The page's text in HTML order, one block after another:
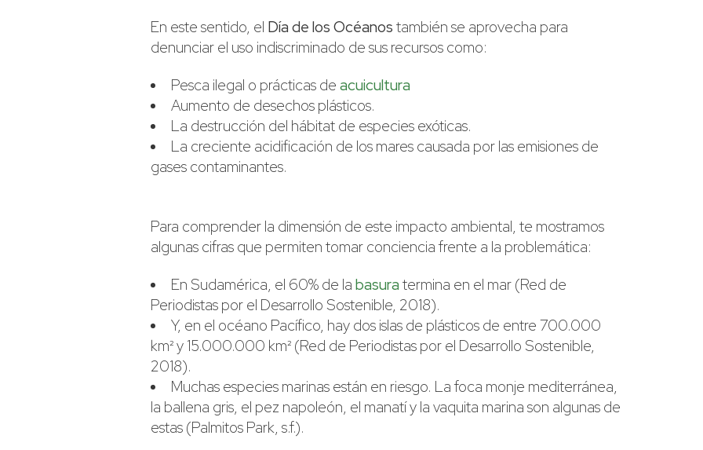
En este sentido, el Día de los Océanos también se aprovecha para
denunciar el uso indiscriminado de sus recursos como:
Pesca ilegal o prácticas de acuicultura
Aumento de desechos plásticos.
La destrucción del hábitat de especies exóticas.
La creciente acidificación de los mares causada por las emisiones de
gases contaminantes.
Para comprender la dimensión de este impacto ambiental, te mostramos
algunas cifras que permiten tomar conciencia frente a la problemática:
En Sudamérica, el 60% de la basura termina en el mar (Red de
Periodistas por el Desarrollo Sostenible, 2018).
Y, en el océano Pacífico, hay dos islas de plásticos de entre 700.000
km² y 15.000.000 km² (Red de Periodistas por el Desarrollo Sostenible,
2018).
Muchas especies marinas están en riesgo. La foca monje mediterránea,
la ballena gris, el pez napoleón, el manatí y la vaquita marina son algunas de
estas (Palmitos Park, s.f.).